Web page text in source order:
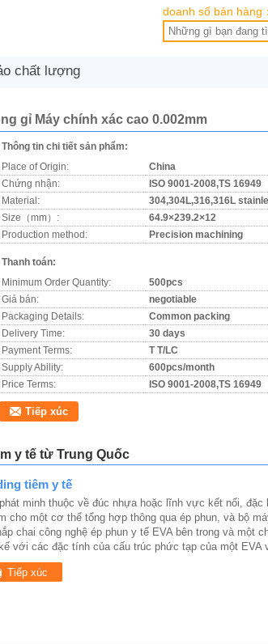
doanh số bán hàng：
chất lượng
gỉ Máy chính xác cao 0.002mm
Thông tin chi tiết sản phẩm:
Place of Origin:
China
Chứng nhận:
ISO 9001-2008,TS 16949
Material:
304,304L,316,316L
Size（mm）:
64.9×239.2×12
Production method:
Precision machining
Thanh toán:
Minimum Order Quantity:
500pcs
Giá bán:
negotiable
Packaging Details:
Common packing
Delivery Time:
30 days
Payment Terms:
T T/LC
Supply Ability:
600pcs/month
Price Terms:
ISO 9001-2008,TS 16949
Tiếp xúc
y tế từ Trung Quốc
tiêm y tế
minh thuộc về đúc nhựa hoặc lĩnh vực kết nối, đặc
cho một cơ thể tổng hợp thông qua ép phun, và bộ
chai công nghệ ép phun y tế EVA bên trong và một
với các đặc tính của cấu trúc phức tạp của một EVA
Tiếp xúc